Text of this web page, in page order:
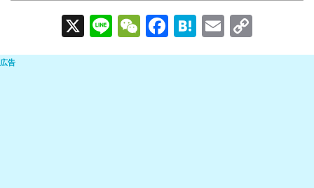
X
Li
n
W
e
F
a
H
at
E
m o